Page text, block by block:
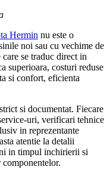
Hermin nu este o
noi sau cu vechime de
se traduc direct in
superioara, costuri reduse
si confort, eficienta
si documentat. Fiecare
uri, verificari tehnice
in reprezentante
atentie la detalii
in timpul inchirierii si
componentelor.